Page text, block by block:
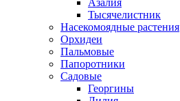
Тысячелистник
Насекомоядные растения
Орхидеи
Пальмовые
Папоротники
Садовые
Георгины